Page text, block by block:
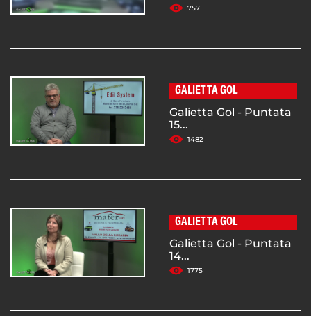
757
GALIETTA GOL
Galietta Gol - Puntata
15...
1482
GALIETTA GOL
Galietta Gol - Puntata
14...
1775